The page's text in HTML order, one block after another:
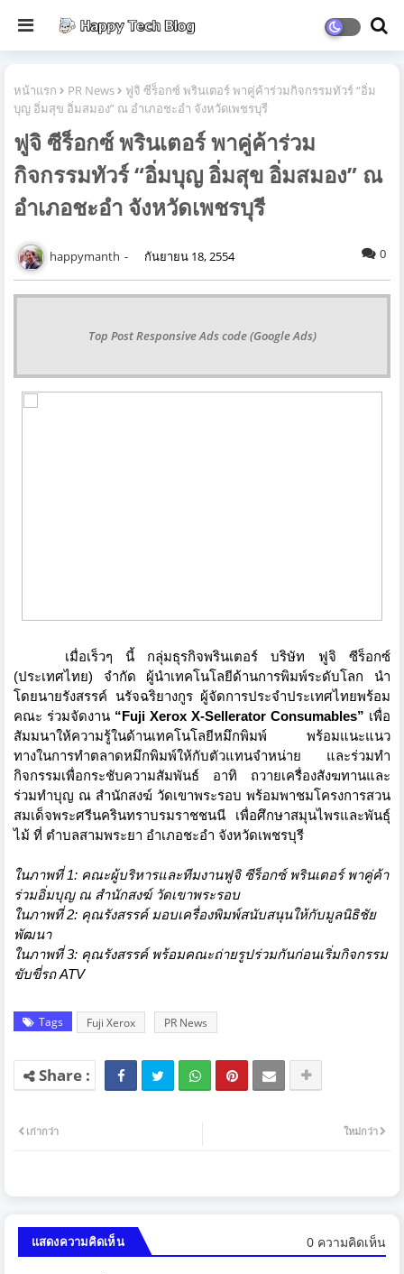
หน้าแรก PR News
ฟูจิ ซีร็อกซ์ พรินเตอร์ พาคู่ค้าร่วมกิจกรรมทัวร์ “อิ่ม
บุญ อิ่มสุข อิ่มสมอง” ณ อำเภอชะอำ จังหวัดเพชรบุรี
ฟูจิ ซีร็อกซ์ พรินเตอร์ พาคู่ค้าร่วม
กิจกรรมทัวร์ “อิ่มบุญ อิ่มสุข อิ่มสมอง” ณ
อำเภอชะอำ จังหวัดเพชรบุรี
happymanth กันยายน 18, 2554 0
Top Post Responsive Ads code (Google Ads)
เมื่อเร็วๆ นี้ กลุ่มธุรกิจพรินเตอร์ บริษัท ฟูจิ ซีร็อกซ์
(ประเทศไทย) จำกัด ผู้นำเทคโนโลยีด้านการพิมพ์ระดับโลก นำ
โดยนายรังสรรค์ นรัจฉริยางกูรผู้จัดการประจำประเทศไทยพร้อม
คณะ ร่วมจัดงาน “Fuji Xerox X-Sellerator Consumables” เพื่อ
สัมมนาให้ความรู้ในด้านเทคโนโลยีหมึกพิมพ์ พร้อมแนะแนว
ทางในการทำตลาดหมึกพิมพ์ให้กับตัวแทนจำหน่าย และร่วมทำ
กิจกรรมเพื่อกระชับความสัมพันธ์ อาทิ ถวายเครื่องสังฆทานและ
ร่วมทำบุญ ณ สำนักสงฆ์ วัดเขาพระรอบ พร้อมพาชมโครงการสวน
สมเด็จพระศรีนครินทราบรมราชชนนี เพื่อศึกษาสมุนไพรและพันธุ์
ไม้ ที่ ตำบลสามพระยา อำเภอชะอำ จังหวัดเพชรบุรี
ในภาพที่ 1: คณะผู้บริหารและทีมงานฟูจิ ซีร็อกซ์ พรินเตอร์ พาคู่ค้า
ร่วมอิ่มบุญ ณ สำนักสงฆ์ วัดเขาพระรอบ
ในภาพที่ 2: คุณรังสรรค์ มอบเครื่องพิมพ์สนับสนุนให้กับมูลนิธิชัย
พัฒนา
ในภาพที่ 3: คุณรังสรรค์ พร้อมคณะถ่ายรูปร่วมกันก่อนเริ่มกิจกรรม
ขับขี่รถATV
Tags Fuji Xerox PR News
ใหม่กว่า
เก่ากว่า
แสดงความคิดเห็น 0 ความคิดเห็น